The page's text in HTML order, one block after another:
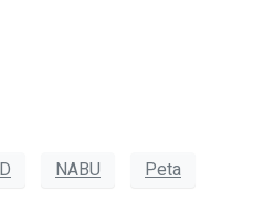
NABU
Peta